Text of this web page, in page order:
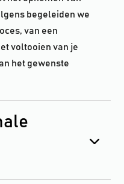
begeleiden we
van een
voltooien van je
het gewenste